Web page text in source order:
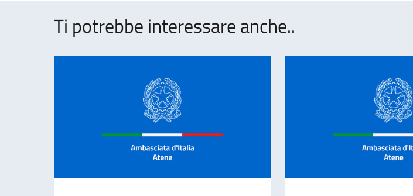
Ti potrebbe interessare anche..